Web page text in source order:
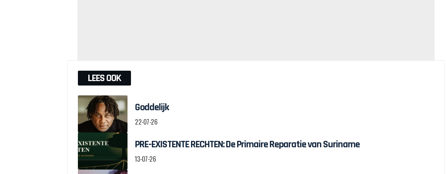
LEES OOK
Goddelijk
22-07-26
PRE-EXISTENTE RECHTEN: De Primaire Reparatie van Suriname
13-07-26